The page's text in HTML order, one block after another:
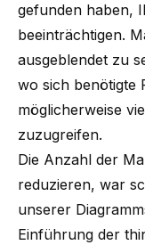
gefunden haben,
beeinträchtigen.
ausgeblendet zu
wo sich benötigte
möglicherweise
zuzugreifen.
Die Anzahl der
reduzieren, war
unserer
Einführung der